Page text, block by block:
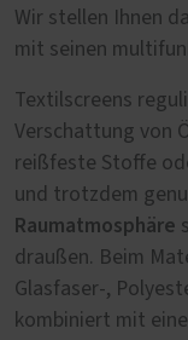
Wir stellen Ihnen
mit seinen
Textilscreens
Verschattung von
reißfeste Stoffe
und trotzdem
Raumatmosphäre
draußen. Beim
Glasfaser-,
kombiniert mit